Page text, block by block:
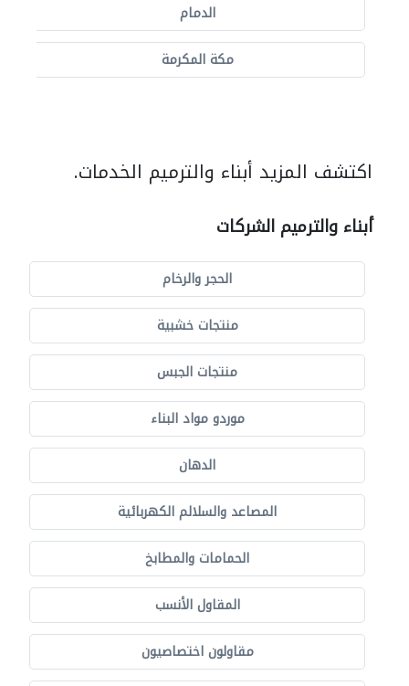
الدمام
مكة المكرمة
اكتشف المزيد أبناء والترميم الخدمات.
أبناء والترميم الشركات
الحجر والرخام
منتجات خشبية
منتجات الجبس
موردو مواد البناء
الدهان
المصاعد والسلالم الكهربائية
الحمامات والمطابخ
المقاول الأنسب
مقاولون اختصاصيون